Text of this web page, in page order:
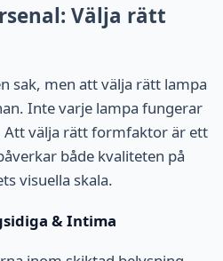
Välja rätt
sak, men att välja rätt lampa
Inte varje lampa fungerar
Att välja rätt formfaktor är ett
både kvaliteten på
visuella skala.
& Intima